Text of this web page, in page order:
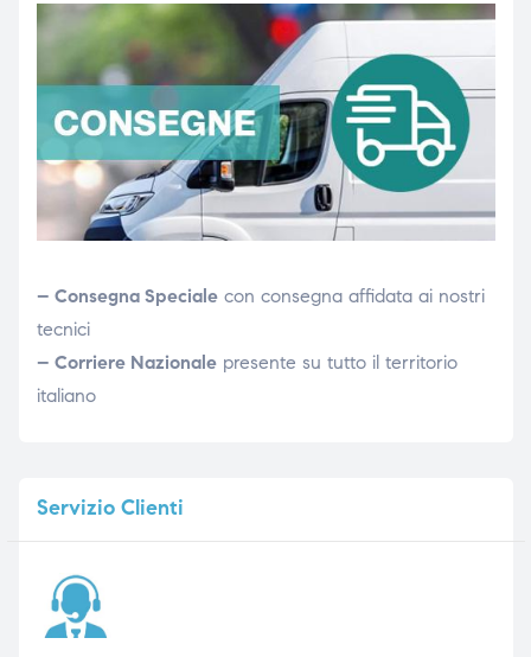
– Consegna Specialecon consegna affidata ai nostri
tecnici
– Corriere Nazionalepresente su tutto il territorio
italiano
ServizioClienti